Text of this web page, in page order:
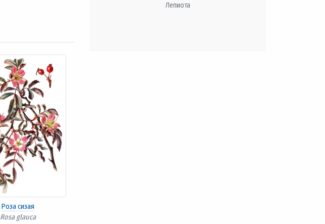
Роза сизая
Rosa glauca
Лепиота